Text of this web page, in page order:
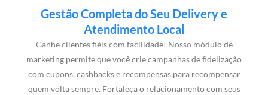
Gestão Completa do Seu Delivery e
Atendimento Local
Ganhe clientes fiéis com facilidade! Nosso módulo de
marketing permite que você crie campanhas de fidelização
com cupons, cashbacks e recompensas para recompensar
quem volta sempre. Fortaleça o relacionamento com seus